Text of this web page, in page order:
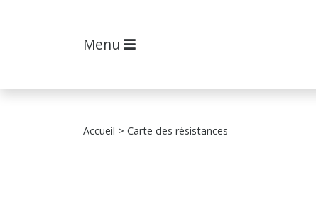
Menu
Accueil > Carte des résistances